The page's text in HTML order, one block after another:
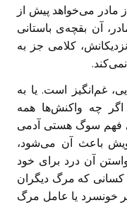
مادر می‌خواهد پیش از
آن بقچه‌ی باستانی
کلامی جز به
غم‌انگیز است. یا به
چه واکنش‌ها همه
فهم سوگ هستی آدمی
باعث آن می‌شود،
آن درد برای خود
که مرگ دیگران
خونسرد یا عامل مرگ